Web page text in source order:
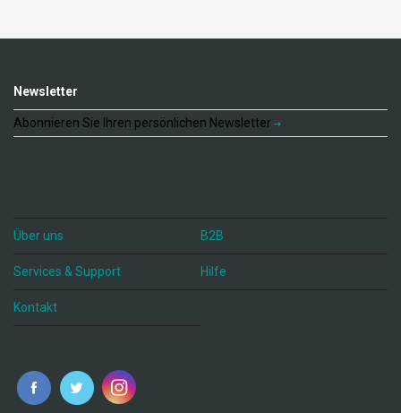
Newsletter
Abonnieren Sie Ihren persönlichen Newsletter
Über uns B2B
Services & Support Hilfe
Kontakt